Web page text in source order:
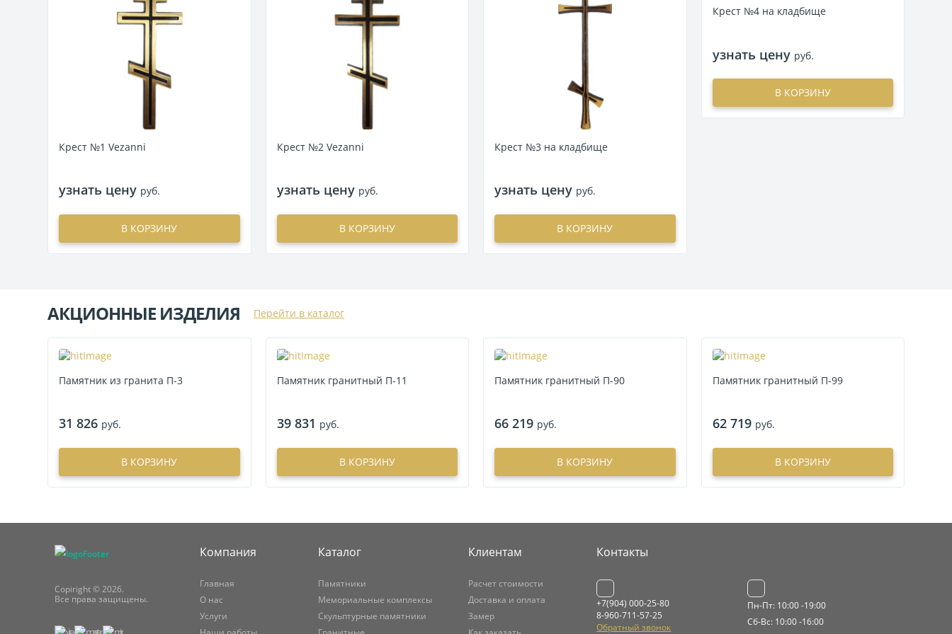
Крест №1 Vezanni
узнать цену руб.
В КОРЗИНУ
Крест №2 Vezanni
узнать цену руб.
В КОРЗИНУ
Крест №3 на кладбище
узнать цену руб.
В КОРЗИНУ
Крест №4 на кладбище
узнать цену руб.
В КОРЗИНУ
АКЦИОННЫЕ ИЗДЕЛИЯ Перейти в каталог
Памятник из гранита П-3
31 826 руб.
В КОРЗИНУ
Памятник гранитный П-11
39 831 руб.
В КОРЗИНУ
Памятник гранитный П-90
66 219 руб.
В КОРЗИНУ
Памятник гранитный П-99
62 719 руб.
В КОРЗИНУ
Copiright © 2026.
Все права защищены.
Компания
Главная
О нас
Услуги
Каталог
Памятники
Мемориальные комплексы
Скульптурные памятники
Клиентам
Расчет стоимости
Доставка и оплата
Замер
Контакты
+7(904) 000-25-80
8-960-711-57-25
Обратный звонок
Пн-Пт: 10:00 -19:00
Сб-Вс: 10:00 -16:00